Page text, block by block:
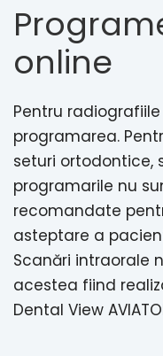
online
Pentru
programarea.
seturi ortodontice,
programarile nu
recomandate
asteptare a
Scanări intraorale
acestea fiind
Dental View